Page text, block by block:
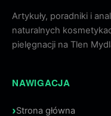
Artykuły, poradniki i
naturalnych
pielęgnacji na Tlen
NAWIGACJA
Strona główna